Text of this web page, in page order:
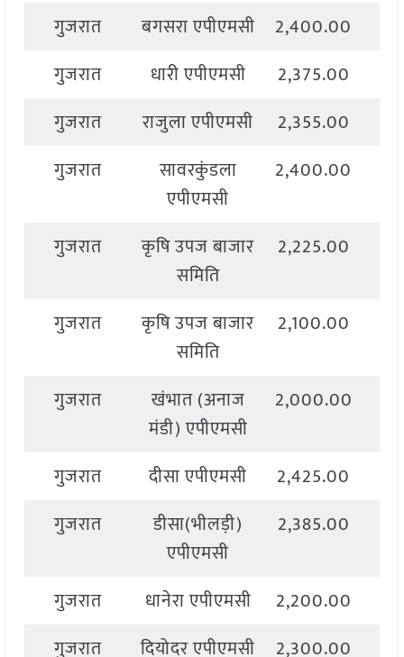
गुजरात
बगसरा एपीएमसी 2,400.00
गुजरात
धारी एपीएमसी 2,375.00
गुजरात
राजुला एपीएमसी 2,355.00
गुजरात
सावरकुंडला
एपीएमसी
2,400.00
गुजरात
कृषि उपज बाजार
समिति
2,225.00
गुजरात
कृषि उपज बाजार
समिति
2,100.00
गुजरात
खंभात (अनाज
मंडी) एपीएमसी
2,000.00
गुजरात दीसा एपीएमसी 2,425.00
गुजरात
डीसा(भीलड़ी)
एपीएमसी
2,385.00
गुजरात धानेरा एपीएमसी 2,200.00
गुजरात
दियोदर एपीएमसी 2,300.00